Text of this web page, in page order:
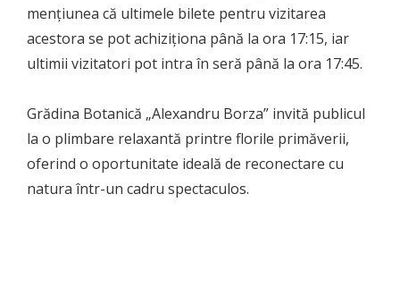
mențiunea că ultimele bilete pentru vizitarea
acestora se pot achiziționa până la ora 17:15, iar
ultimii vizitatori pot intra în seră până la ora 17:45.
Grădina Botanică „Alexandru Borza” invită publicul
la o plimbare relaxantă printre florile primăverii,
oferind o oportunitate ideală de reconectare cu
natura într-un cadru spectaculos.